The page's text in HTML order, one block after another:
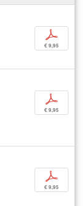
p
€ 9,95
p
€ 9,95
p
€ 9,95